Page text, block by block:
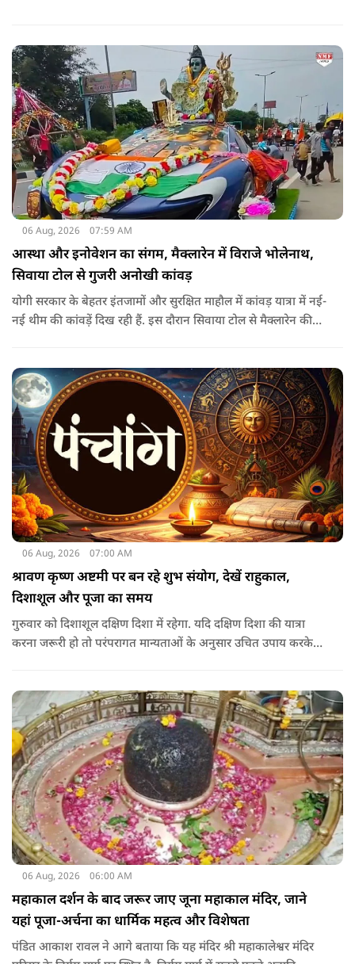
06 Aug, 2026 07:59 AM
आस्था और इनोवेशन का संगम, मैक्लारेन में विराजे भोलेनाथ,
सिवाया टोल से गुजरी अनोखी कांवड़
योगी सरकार के बेहतर इंतजामों और सुरक्षित माहौल में कांवड़ यात्रा में नई-
नई थीम की कांवड़ें दिख रही हैं. इस दौरान सिवाया टोल से मैक्लारेन की
06 Aug, 2026 07:00 AM
श्रावण कृष्ण अष्टमी पर बन रहे शुभ संयोग, देखें राहुकाल,
दिशाशूल और पूजा का समय
गुरुवार को दिशाशूल दक्षिण दिशा में रहेगा. यदि दक्षिण दिशा की यात्रा
करना जरूरी हो तो परंपरागत मान्यताओं के अनुसार उचित उपाय करके
06 Aug, 2026 06:00 AM
महाकाल दर्शन के बाद जरूर जाए जूना महाकाल मंदिर, जाने
यहां पूजा-अर्चना का धार्मिक महत्व और विशेषता
पंडित आकाश रावल ने आगे बताया कि यह मंदिर श्री महाकालेश्वर मंदिर